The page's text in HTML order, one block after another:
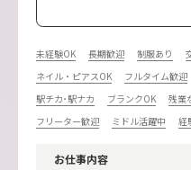
未経験OK 長期歓迎 制服あり
ネイル・ピアスOK
フルタイム歓迎
駅チカ･駅ナカ
ブランクOK 残業
フリーター歓迎
ミドル活躍中 経
お仕事内容